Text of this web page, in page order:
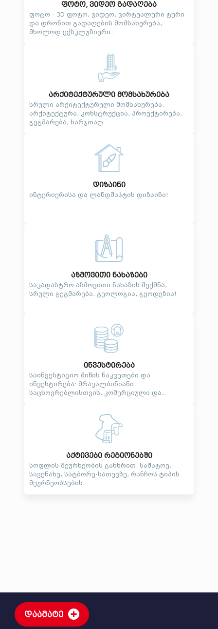
ფოტო, ვიდეო გადაღება
ფოტო - 3D ფოტო, ვიდეო, ვირტუალური ტური
და დრონით გადაღების მომსახურება,
მხოლოდ ექსკლუზიური...
არქიტექტურული მომსახურება
სრული არქიტექტურული მომსახურება:
არქიტექტურა, კონსტრუქცია, პროექტირება,
გეგმარება, ხარჯთაღ...
დიზაინი
ინტერიერისა და ლანდშაპტის დიზაინი!
აზმოვითი ნახაზები
საკადასტრო აზმოვითი ნახაზის შექმნა,
სრული გეგმარება, გეოლოგია, გეოდეზია!
ინვესტირება
საინვესტიციო მიწის ნაკვეთები და
ინვესტირება: მრავალბინიანი
საცხოვრებლისთვის, კომერციული და...
აქტივები რეგიონებში
სოფლის მეურნეობის განხრით: საშატოე,
სავენახე, სატბორე-სათევზე, რანჩოს ტიპის
მეურნეობსების...
დაამატე